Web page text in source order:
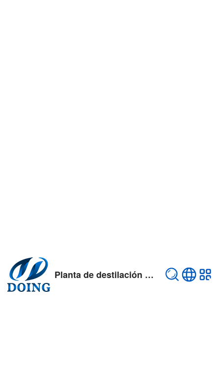
Planta de destilación de aceites usados